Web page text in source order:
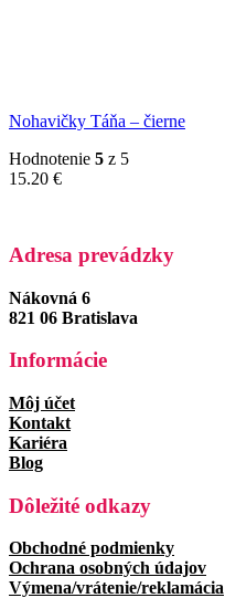
Nohavičky Táňa – čierne
Hodnotenie 5 z 5
15.20 €
Adresa prevádzky
Nákovná 6
821 06 Bratislava
Informácie
Môj účet
Kontakt
Kariéra
Blog
Dôležité odkazy
Obchodné podmienky
Ochrana osobných údajov
Výmena/vrátenie/reklamácia